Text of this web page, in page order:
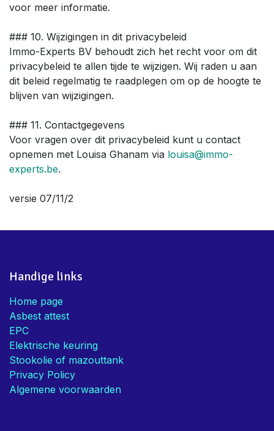
voor meer informatie.
### 10. Wijzigingen in dit privacybeleid
Immo-Experts BV behoudt zich het recht voor om dit
privacybeleid te allen tijde te wijzigen. Wij raden u aan
dit beleid regelmatig te raadplegen om op de hoogte te
blijven van wijzigingen.
### 11. Contactgegevens
Voor vragen over dit privacybeleid kunt u contact
opnemen met Louisa Ghanam via louisa@immo-
experts.be.
versie 07/11/2
Handige links
Home page
Asbest attest
EPC
Elektrische keuring
Stookolie of mazouttank
Privacy Policy
Algemene voorwaarden